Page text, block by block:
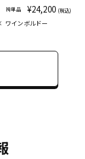
袴単品 ¥24,200 (税込)
ワインボルドー